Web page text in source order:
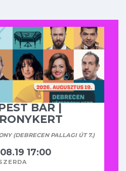
BÁR |
(DEBRECEN PALLAGI ÚT 7.)
17:00